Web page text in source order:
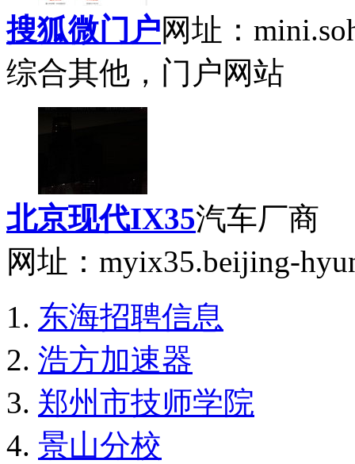
搜狐微门户网址：
综合其他，门户网站
北京现代IX35汽车厂商
网址：myix35.beijing-
东海招聘信息
浩方加速器
郑州市技师学院
景山分校